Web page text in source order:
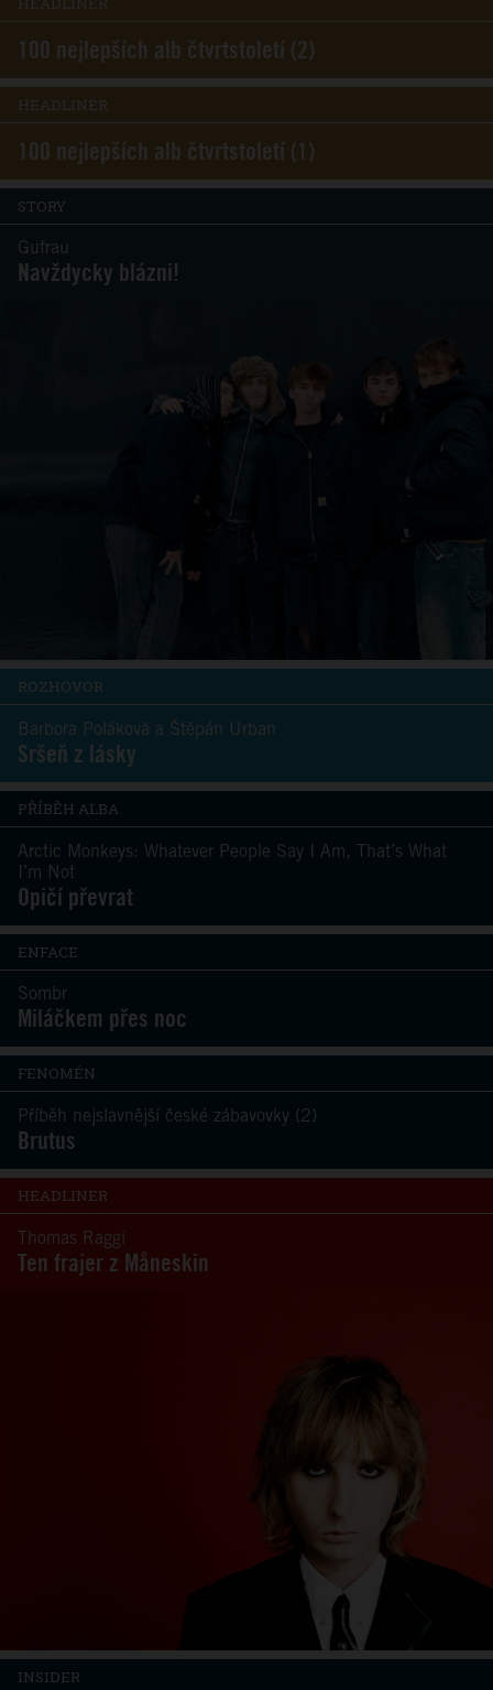
100 nejlepších alb čtvrtstoletí (2)
HEADLINER
100 nejlepších alb čtvrtstoletí (1)
STORY
Gufrau
Navždycky blázni!
ROZHOVOR
Barbora Poláková a Štěpán Urban
Sršeň z lásky
PŘÍBĚH ALBA
Arctic Monkeys: Whatever People Say I Am, That’s What
I’m Not
Opičí převrat
ENFACE
Sombr
Miláčkem přes noc
FENOMÉN
Příběh nejslavnější české zábavovky (2)
Brutus
HEADLINER
Thomas Raggi
Ten frajer z Måneskin
INSIDER